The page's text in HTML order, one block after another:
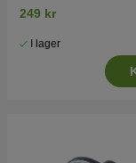
Tryck här för
Tryck här
Husqvarna
Husqvarna
249 kr
I lager